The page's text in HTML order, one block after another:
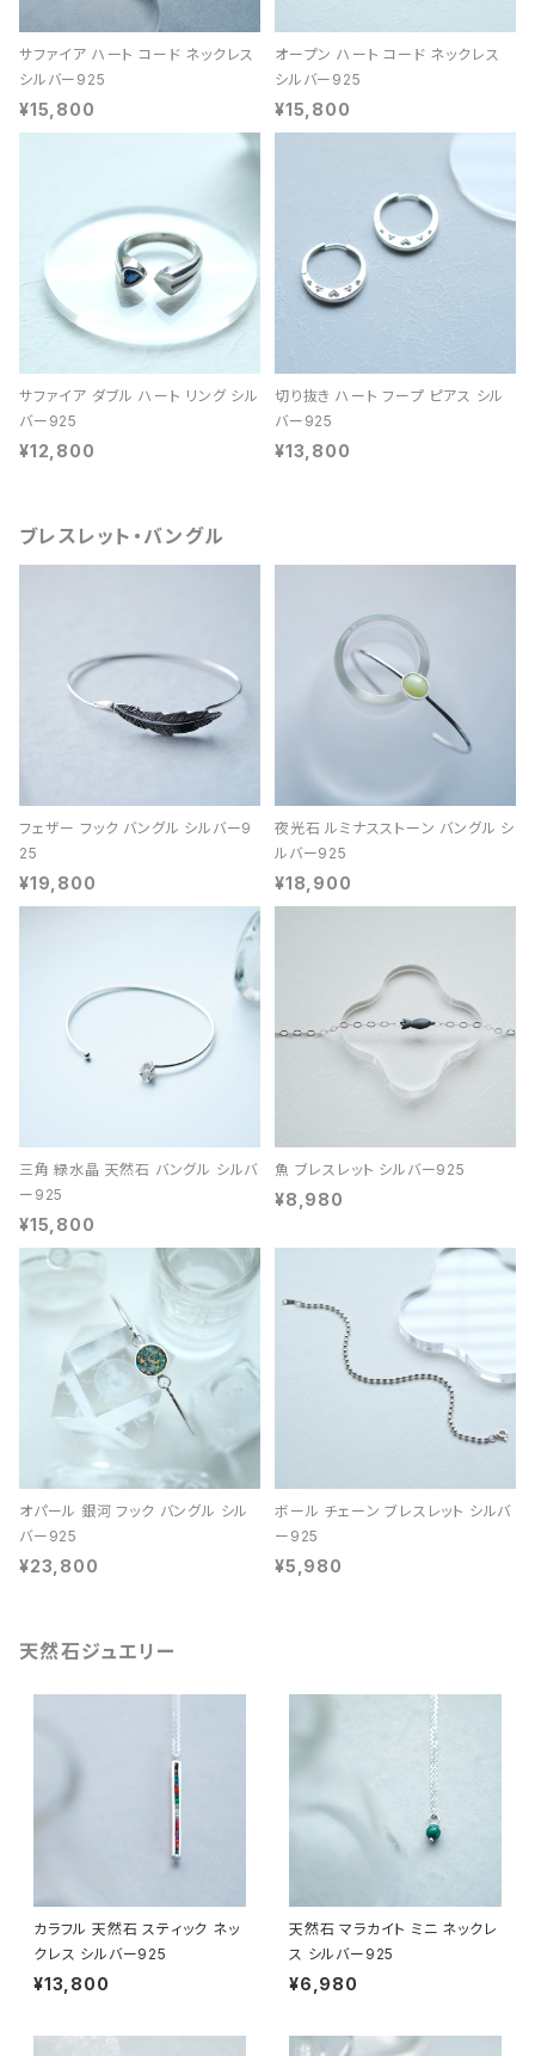
サファイア ハート コード ネックレス
シルバー925
¥15,800
オープン ハート コード ネックレス
シルバー925
¥15,800
サファイア ダブル ハート リング シル
バー925
¥12,800
切り抜き ハート フープ ピアス シル
バー925
¥13,800
ブレスレット・バングル
フェザー フック バングル シルバー9
25
¥19,800
夜光石 ルミナスストーン バングル シ
ルバー925
¥18,900
三角 緑水晶 天然石 バングル シルバ
ー925
¥15,800
魚 ブレスレット シルバー925
¥8,980
オパール 銀河 フック バングル シル
バー925
¥23,800
ボール チェーン ブレスレット シルバ
ー925
¥5,980
天然石ジュエリー
カラフル 天然石 スティック ネッ
クレス シルバー925
¥13,800
天然石 マラカイト ミニ ネックレ
ス シルバー925
¥6,980